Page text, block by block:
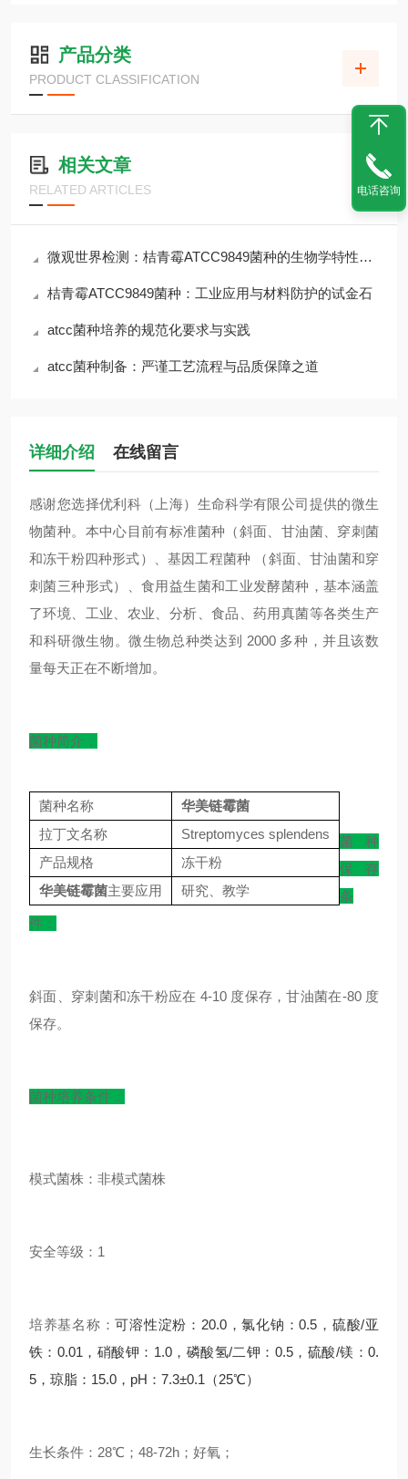
产品分类
PRODUCT CLASSIFICATION
相关文章
RELATED ARTICLES
微观世界检测：桔青霉ATCC9849菌种的生物学特性与风险
桔青霉ATCC9849菌种：工业应用与材料防护的试金石
atcc菌种培养的规范化要求与实践
atcc菌种制备：严谨工艺流程与品质保障之道
详细介绍 在线留言
感谢您选择优利科（上海）生命科学有限公司提供的微生
物菌种。本中心目前有标准菌种（斜面、甘油菌、穿刺菌
和冻干粉四种形式）、基因工程菌种 （斜面、甘油菌和穿
刺菌三种形式）、食用益生菌和工业发酵菌种，基本涵盖
了环境、工业、农业、分析、食品、药用真菌等各类生产
和科研微生物。微生物总种类达到 2000 多种，并且该数
量每天正在不断增加。
菌种简介：
菌种名称
华美链霉菌
拉丁文名称
Streptomyces splendens
产品规格
冻干粉
华美链霉菌主要应用 研究、教学
菌种
保存
条
件：
斜面、穿刺菌和冻干粉应在 4-10 度保存，甘油菌在-80 度
保存。
菌种培养条件：
模式菌株：非模式菌株
安全等级：1
培养基名称：可溶性淀粉：20.0，氯化钠：0.5，硫酸/亚
铁：0.01，硝酸钾：1.0，磷酸氢/二钾：0.5，硫酸/镁：0.
5，琼脂：15.0，pH：7.3±0.1（25℃）
生长条件：28℃；48-72h；好氧；
电话咨询